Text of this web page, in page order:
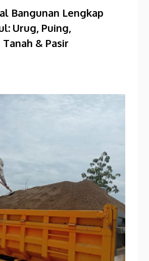
Bangunan Lengkap
Urug, Puing,
& Pasir